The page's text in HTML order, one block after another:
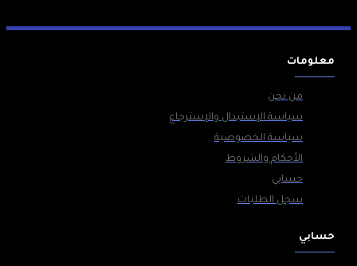
معلومات
من نحن
سياسة الإستبدال والإسترجاع
سياسة الخصوصية
الأحكام والشروط
حسابي
سجل الطلبات
حسابي